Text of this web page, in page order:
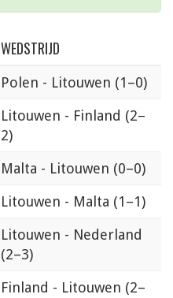
WEDSTRIJD
Polen - Litouwen (1–0)
Litouwen - Finland (2–
2)
Malta - Litouwen (0–0)
Litouwen - Malta (1–1)
Litouwen - Nederland
(2–3)
Finland - Litouwen (2–